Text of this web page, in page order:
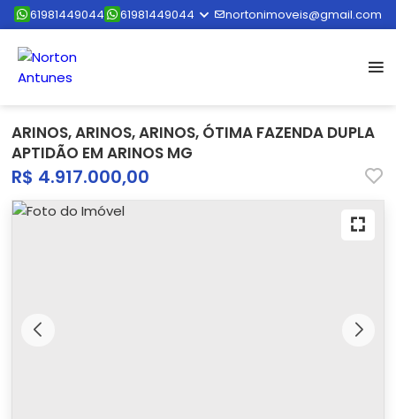
61981449044 61981449044 nortonimoveis@gmail.com
ARINOS, ARINOS, ARINOS, ÓTIMA FAZENDA DUPLA
APTIDÃO EM ARINOS MG
R$ 4.917.000,00